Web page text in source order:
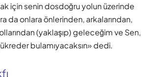
için senin dosdoğru yolun üzerinde
da onlara önlerinden, arkalarından,
(yaklaşıp) geleceğim ve Sen,
bulamıyacaksın» dedi.